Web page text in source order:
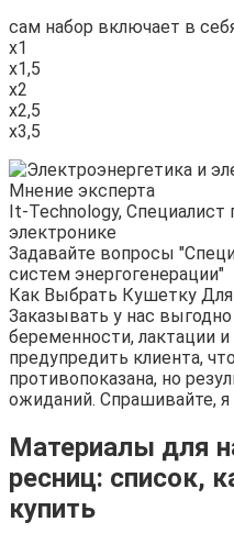
сам набор включает в
х1
х1,5
х2
х2,5
х3,5
Мнение эксперта
It-Technology, Cпециалист
электронике
Задавайте вопросы
систем энергогенерации"
Как Выбрать Кушетку
Заказывать у нас
беременности, лактации
предупредить клиента,
противопоказана, но
ожиданий. Спрашивайте, я
Материалы для
ресниц: список,
купить